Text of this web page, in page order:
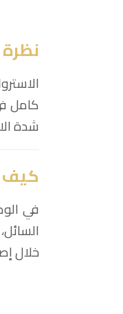
كامل
شدة
كيف
في
خلال